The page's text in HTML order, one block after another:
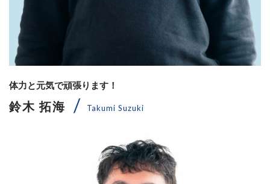
体力と元気で頑張ります！
鈴木 拓海 Takumi Suzuki